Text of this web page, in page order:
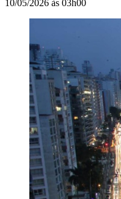
10/05/2026 às 03h00